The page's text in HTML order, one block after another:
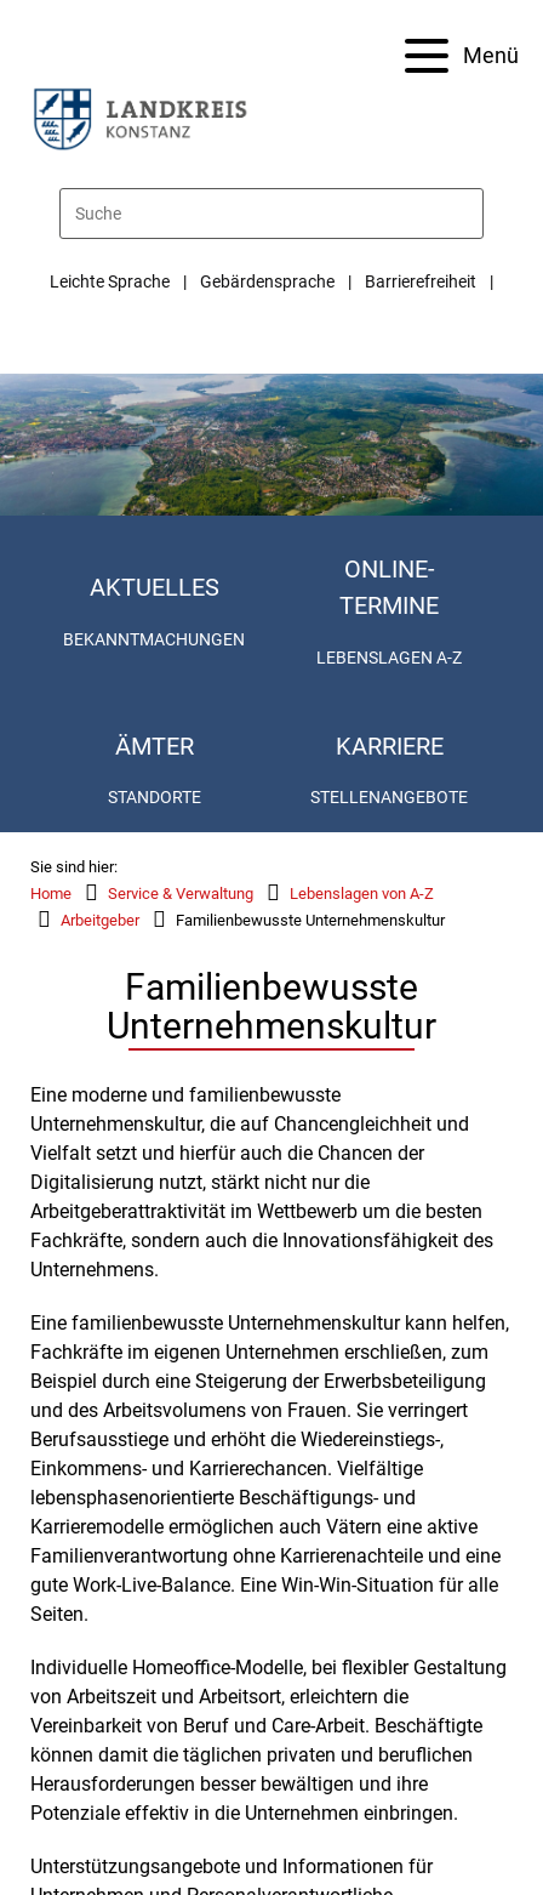
Menü
Leichte Sprache Gebärdensprache Barrierefreiheit
AKTUELLES
BEKANNTMACHUNGEN
ONLINE-
TERMINE
LEBENSLAGEN A-Z
ÄMTER
STANDORTE
KARRIERE
STELLENANGEBOTE
Sie sind hier:
Home
Service & Verwaltung
Lebenslagen von A-Z
Arbeitgeber
Familienbewusste Unternehmenskultur
Familienbewusste
Unternehmenskultur
Eine moderne und familienbewusste
Unternehmenskultur, die auf Chancengleichheit und
Vielfalt setzt und hierfür auch die Chancen der
Digitalisierung nutzt, stärkt nicht nur die
Arbeitgeberattraktivität im Wettbewerb um die besten
Fachkräfte, sondern auch die Innovationsfähigkeit des
Unternehmens.
Eine familienbewusste Unternehmenskultur kann helfen,
Fachkräfte im eigenen Unternehmen erschließen, zum
Beispiel durch eine Steigerung der Erwerbsbeteiligung
und des Arbeitsvolumens von Frauen. Sie verringert
Berufsausstiege und erhöht die Wiedereinstiegs-,
Einkommens- und Karrierechancen. Vielfältige
lebensphasenorientierte Beschäftigungs- und
Karrieremodelle ermöglichen auch Vätern eine aktive
Familienverantwortung ohne Karrierenachteile und eine
gute Work-Live-Balance. Eine Win-Win-Situation für alle
Seiten.
Individuelle Homeoffice-Modelle, bei flexibler Gestaltung
von Arbeitszeit und Arbeitsort, erleichtern die
Vereinbarkeit von Beruf und Care-Arbeit. Beschäftigte
können damit die täglichen privaten und beruflichen
Herausforderungen besser bewältigen und ihre
Potenziale effektiv in die Unternehmen einbringen.
Unterstützungsangebote und Informationen für